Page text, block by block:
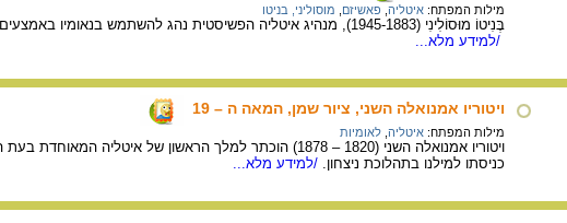
מילות המפתח: איטליה פאשיזם מוסוליני, בניטו
בֶּנִיטוֹ מוּסוֹלִינִי (1945-1883), מנהיג איטליה הפשיסטית נהג להשתמש בנאומיו באמצעים דרמטיים: נופף בידיו, רקע ברגליו, ואפילו הזיל דמעות.
/למידע מלא...
ויטוריו אמנואלה השני, ציור שמן, המאה ה – 19
מילות המפתח: איטליה לאומיות
כניסתו למילנו בתהלוכת ניצחון. /למידע מלא...